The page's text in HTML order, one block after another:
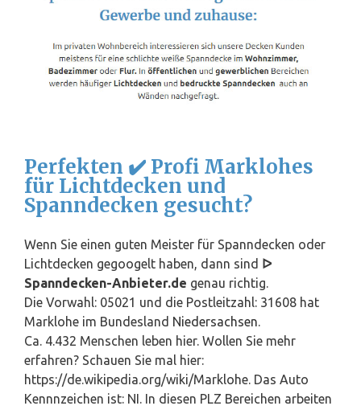
Perfekten ✔️ Profi Marklohes
für Lichtdecken und
Spanndecken gesucht?
Wenn Sie einen guten Meister für Spanndecken oder
Lichtdecken gegoogelt haben, dann sind ᐅ
Spanndecken-Anbieter.de genau richtig.
Die Vorwahl: 05021 und die Postleitzahl: 31608 hat
Marklohe im Bundesland Niedersachsen.
Ca. 4.432 Menschen leben hier. Wollen Sie mehr
erfahren? Schauen Sie mal hier:
https://de.wikipedia.org/wiki/Marklohe. Das Auto
Kennnzeichen ist: NI. In diesen PLZ Bereichen arbeiten